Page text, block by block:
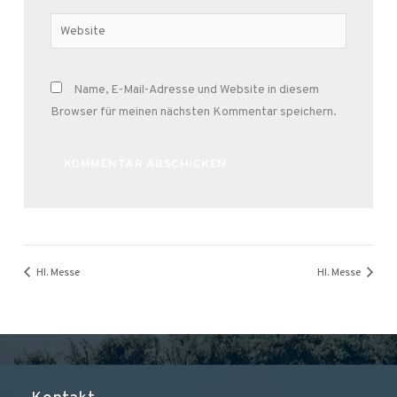
Website
Name, E-Mail-Adresse und Website in diesem
Browser für meinen nächsten Kommentar speichern.
Hl. Messe Hl. Messe